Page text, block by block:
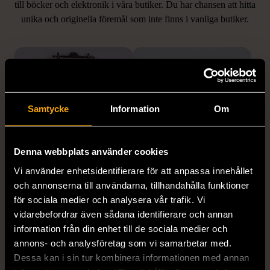
Samtycke Information Om
Denna webbplats använder cookies
Vi använder enhetsidentifierare för att anpassa innehållet
och annonserna till användarna, tillhandahålla funktioner
för sociala medier och analysera vår trafik. Vi
vidarebefordrar även sådana identifierare och annan
information från din enhet till de sociala medier och
annons- och analysföretag som vi samarbetar med.
Dessa kan i sin tur kombinera informationen med annan
till böcker och elektronik i våra butiker. Du har chansen att hitta
unika och originella föremål som inte finns i vanliga butiker.
LIKNANDE PRODUKTER
Hitta produkter som påminner om denna
1/5
DOBBER
Dobber - Beige byxor
med resårmidja
läderimitation
S (34-36) Nytt skick
KUMKUM
KumKum Ring i
sterlingsilver med svarta
stenar
Gott skick